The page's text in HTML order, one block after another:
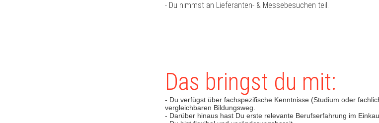
- Du nimmst an Lieferanten- & Messebesuchen teil.
Das bringst du mit:
- Du verfügst über fachspezifische Kenntnisse (Studium oder
vergleichbaren Bildungsweg.
- Darüber hinaus hast Du erste relevante Berufserfahrung im